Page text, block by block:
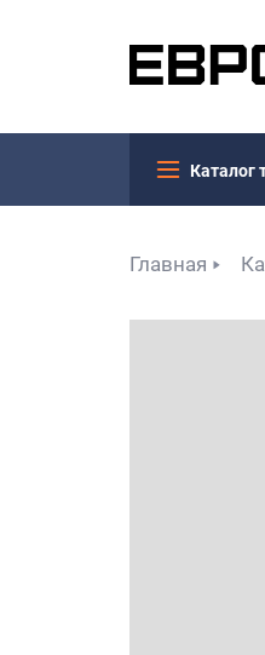
Каталог
Главная